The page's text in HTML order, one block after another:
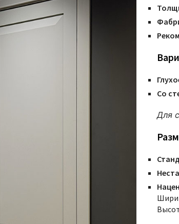
Со
Для